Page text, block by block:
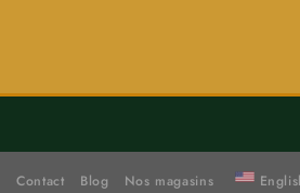
Contact Blog Nos magasins